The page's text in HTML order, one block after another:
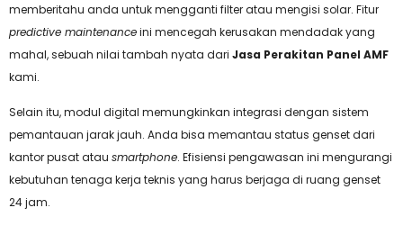
memberitahu anda untuk mengganti filter atau mengisi solar. Fitur
predictive maintenanceini mencegah kerusakan mendadak yang
mahal, sebuah nilai tambah nyata dari Jasa Perakitan Panel AMF
kami.
Selain itu, modul digital memungkinkan integrasi dengan sistem
pemantauan jarak jauh. Anda bisa memantau status genset dari
kantor pusat atau smartphone. Efisiensi pengawasan ini mengurangi
kebutuhan tenaga kerja teknis yang harus berjaga di ruang genset
24 jam.